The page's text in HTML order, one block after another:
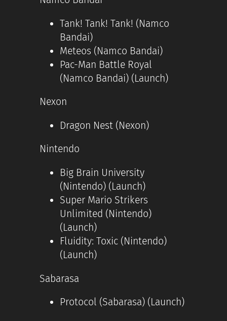
Tank! Tank! Tank! (Namco
Bandai)
Meteos (Namco Bandai)
Pac-Man Battle Royal
(Namco Bandai) (Launch)
Nexon
Dragon Nest (Nexon)
Nintendo
Big Brain University
(Nintendo) (Launch)
Super Mario Strikers
Unlimited (Nintendo)
(Launch)
Fluidity: Toxic (Nintendo)
(Launch)
Sabarasa
Protocol (Sabarasa) (Launch)